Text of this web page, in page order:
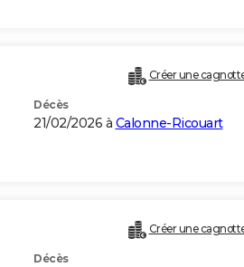
Créer une
Décès
21/02/2026 à Calonne-Ricouart
Créer une
Décès